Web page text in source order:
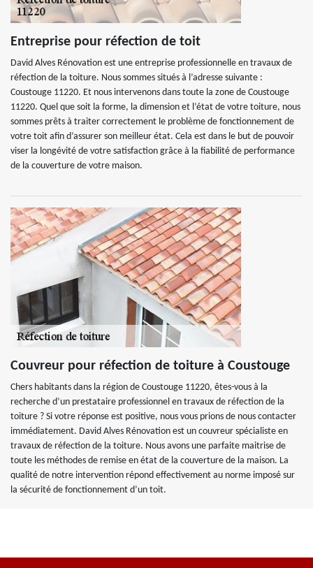
Entreprise pour réfection de toit
David Alves Rénovation est une entreprise professionnelle en travaux de
réfection de la toiture. Nous sommes situés à l’adresse suivante :
Coustouge 11220. Et nous intervenons dans toute la zone de Coustouge
11220. Quel que soit la forme, la dimension et l’état de votre toiture, nous
sommes prêts à traiter correctement le problème de fonctionnement de
votre toit afin d’assurer son meilleur état. Cela est dans le but de pouvoir
viser la longévité de votre satisfaction grâce à la fiabilité de performance
de la couverture de votre maison.
Couvreur pour réfection de toiture à Coustouge
Chers habitants dans la région de Coustouge 11220, êtes-vous à la
recherche d’un prestataire professionnel en travaux de réfection de la
toiture ? Si votre réponse est positive, nous vous prions de nous contacter
immédiatement. David Alves Rénovation est un couvreur spécialiste en
travaux de réfection de la toiture. Nous avons une parfaite maitrise de
toute les méthodes de remise en état de la couverture de la maison. La
qualité de notre intervention répond effectivement au norme imposé sur
la sécurité de fonctionnement d’un toit.